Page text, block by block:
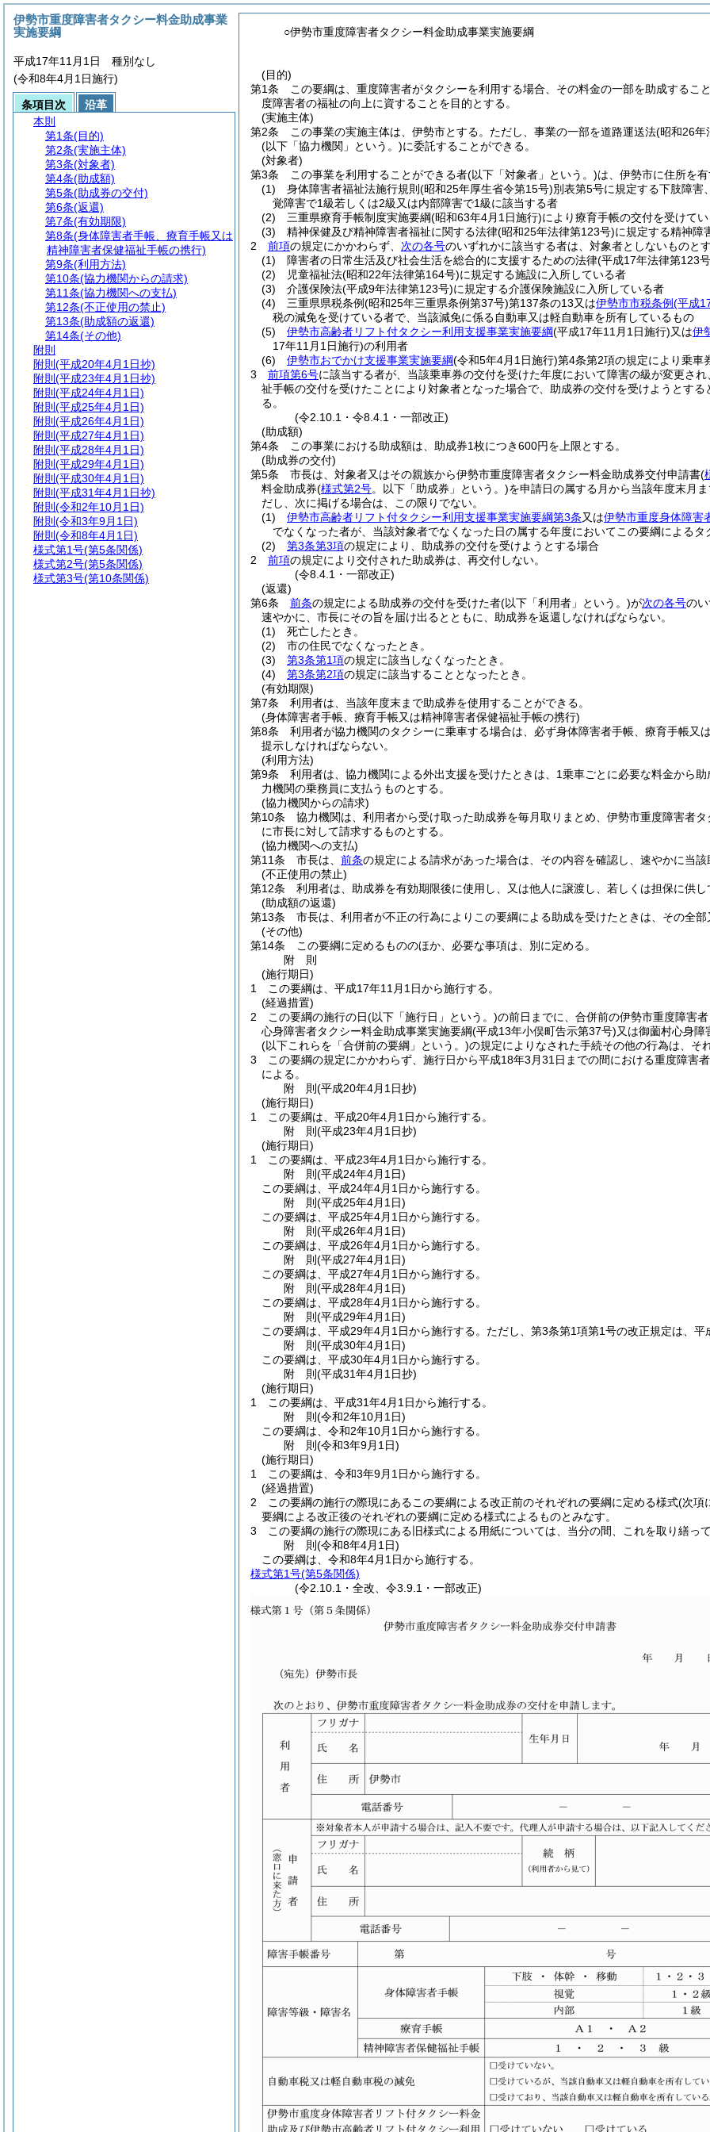
○伊勢市重度障害者タクシー料金助成事業実施要綱
(目的)
第1条
この要綱は、重度障害者がタクシーを利用する場合、その料金の一部を助成する
度障害者の福祉の向上に資することを目的とする。
(実施主体)
第2条
この事業の実施主体は、伊勢市とする。 ただし、事業の一部を道路運送法(昭和26年
(以下「協力機関」という。)に委託することができる。
(対象者)
第3条
この事業を利用することができる者(以下「対象者」という。)は、伊勢市に住所を
(1)
身体障害者福祉法施行規則 (昭和25年厚生省令第15号)別表第5号に規定する下肢障害
覚障害で1級若しくは2級又は内部障害で1級に該当する者
(2)
三重県療育手帳制度実施要綱(昭和63年4月1日施行)により療育手帳の交付を受けて
(3)
精神保健及び精神障害者福祉に関する法律(昭和25年法律第123号)に規定する精神障
2
前項の規定にかかわらず、 次の各号のいずれかに該当する者は、対象者としないものとす
(1)
障害者の日常生活及び社会生活を総合的に支援するための法律(平成17年法律第123
(2)
児童福祉法(昭和22年法律第164号)に規定する施設に入所している者
(3)
介護保険法(平成9年法律第123号)に規定する介護保険施設に入所している者
(4)
三重県県税条例(昭和25年三重県条例第37号)第137条の13又は伊勢市市税条例(平成
税の減免を受けている者で、当該減免に係る自動車又は軽自動車を所有しているもの
(5)
伊勢市高齢者リフト付タクシー利用支援事業実施要綱(平成17年11月1日施行)又は伊
17年11月1日施行)の利用者
(6)
伊勢市おでかけ支援事業実施要綱(令和5年4月1日施行)第4条第2項の規定により乗車
3
前項第6号に該当する者が、当該乗車券の交付を受けた年度において障害の級が変更さ
祉手帳の交付を受けたことにより対象者となった場合で、助成券の交付を受けようとす
る。
(令2.10.1・令8.4.1・一部改正)
(助成額)
第4条
この事業における助成額は、助成券1枚につき600円を上限とする。
(助成券の交付)
第5条
市長は、対象者又はその親族から伊勢市重度障害者タクシー料金助成券交付申請書(
料金助成券(様式第2号。以下「助成券」という。)を申請日の属する月から当該年度末月
だし、次に掲げる場合は、この限りでない。
(1)
伊勢市高齢者リフト付タクシー利用支援事業実施要綱第3条又は伊勢市重度身体障害
でなくなった者が、当該対象者でなくなった日の属する年度においてこの要綱による
(2)
第3条第3項の規定により、助成券の交付を受けようとする場合
2
前項の規定により交付された助成券は、再交付しない。
(令8.4.1・一部改正)
(返還)
第6条
前条の規定による助成券の交付を受けた者(以下「利用者」という。)が次の各号の
速やかに、市長にその旨を届け出るとともに、助成券を返還しなければならない。
(1)
死亡したとき。
(2)
市の住民でなくなったとき。
(3)
第3条第1項の規定に該当しなくなったとき。
(4)
第3条第2項の規定に該当することとなったとき。
(有効期限)
第7条
利用者は、当該年度末まで助成券を使用することができる。
(身体障害者手帳、療育手帳又は精神障害者保健福祉手帳の携行)
第8条
利用者が協力機関のタクシーに乗車する場合は、必ず身体障害者手帳、療育手帳
提示しなければならない。
(利用方法)
第9条
利用者は、協力機関による外出支援を受けたときは、1乗車ごとに必要な料金から
力機関の乗務員に支払うものとする。
(協力機関からの請求)
第10条
協力機関は、利用者から受け取った助成券を毎月取りまとめ、伊勢市重度障害者
に市長に対して請求するものとする。
(協力機関への支払)
第11条
市長は、 前条の規定による請求があった場合は、その内容を確認し、速やかに当該
(不正使用の禁止)
第12条
利用者は、助成券を有効期限後に使用し、又は他人に譲渡し、若しくは担保に供し
(助成額の返還)
第13条
市長は、利用者が不正の行為によりこの要綱による助成を受けたときは、その全部
(その他)
第14条
この要綱に定めるもののほか、必要な事項は、別に定める。
附 則
(施行期日)
1
この要綱は、平成17年11月1日から施行する。
(経過措置)
2
この要綱の施行の日(以下「施行日」という。)の前日までに、合併前の伊勢市重度障害
心身障害者タクシー料金助成事業実施要綱(平成13年小俣町告示第37号)又は御薗村心身障
(以下これらを「合併前の要綱」という。)の規定によりなされた手続その他の行為は、そ
3
この要綱の規定にかかわらず、施行日から平成18年3月31日までの間における重度障害
による。
附 則(平成20年4月1日抄)
(施行期日)
1
この要綱は、平成20年4月1日から施行する。
附 則(平成23年4月1日抄)
(施行期日)
1
この要綱は、平成23年4月1日から施行する。
附 則(平成24年4月1日)
この要綱は、平成24年4月1日から施行する。
附 則(平成25年4月1日)
この要綱は、平成25年4月1日から施行する。
附 則(平成26年4月1日)
この要綱は、平成26年4月1日から施行する。
附 則(平成27年4月1日)
この要綱は、平成27年4月1日から施行する。
附 則(平成28年4月1日)
この要綱は、平成28年4月1日から施行する。
附 則(平成29年4月1日)
この要綱は、平成29年4月1日から施行する。 ただし、第3条第1項第1号の改正規定は、平
附 則(平成30年4月1日)
この要綱は、平成30年4月1日から施行する。
附 則(平成31年4月1日抄)
(施行期日)
1
この要綱は、平成31年4月1日から施行する。
附 則(令和2年10月1日)
この要綱は、令和2年10月1日から施行する。
附 則(令和3年9月1日)
(施行期日)
1
この要綱は、令和3年9月1日から施行する。
(経過措置)
2
この要綱の施行の際現にあるこの要綱による改正前のそれぞれの要綱に定める様式(次項
要綱による改正後のそれぞれの要綱に定める様式によるものとみなす。
3
この要綱の施行の際現にある旧様式による用紙については、当分の間、これを取り繕っ
附 則(令和8年4月1日)
この要綱は、令和8年4月1日から施行する。
様式第1号(第5条関係)
(令2.10.1・全改、令3.9.1・一部改正)
伊勢市重度障害者タクシー料金助成事業
実施要綱
平成17年11月1日 種別なし
(令和8年4月1日施行)
条項目次
沿革
本則
第1条(目的)
第2条(実施主体)
第3条(対象者)
第4条(助成額)
第5条(助成券の交付)
第6条(返還)
第7条(有効期限)
第8条(身体障害者手帳、療育手帳又は
精神障害者保健福祉手帳の携行)
第9条(利用方法)
第10条(協力機関からの請求)
第11条(協力機関への支払)
第12条(不正使用の禁止)
第13条(助成額の返還)
第14条(その他)
附則
附則 (平成20年4月1日抄)
附則 (平成23年4月1日抄)
附則 (平成24年4月1日)
附則 (平成25年4月1日)
附則 (平成26年4月1日)
附則 (平成27年4月1日)
附則 (平成28年4月1日)
附則 (平成29年4月1日)
附則 (平成30年4月1日)
附則 (平成31年4月1日抄)
附則 (令和2年10月1日)
附則 (令和3年9月1日)
附則 (令和8年4月1日)
様式第1号(第5条関係)
様式第2号(第5条関係)
様式第3号(第10条関係)